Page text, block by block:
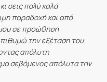
σεις πολύ καλά
παραδοχή και από
σε προώθηση
την εξέταση του
απόλυτη
σεβόμενος απόλυτα την